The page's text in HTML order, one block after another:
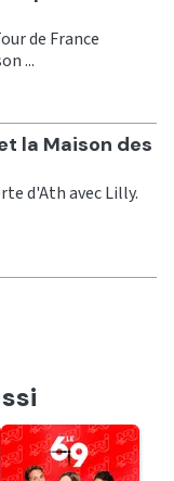
de France
...
la Maison des
d'Ath avec Lilly.